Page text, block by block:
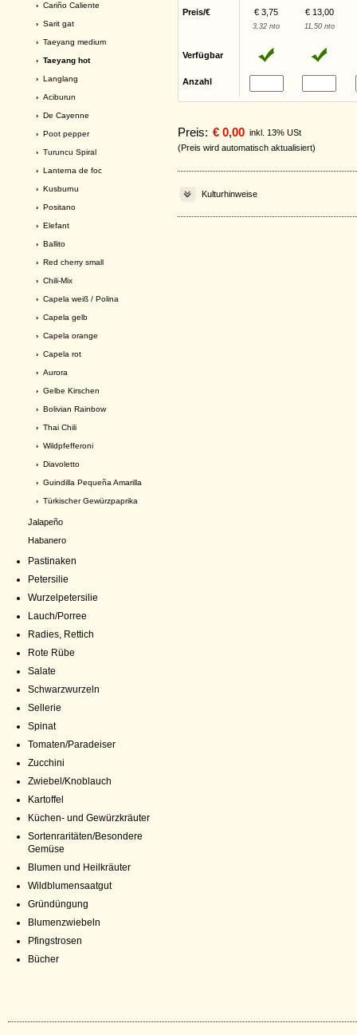
› Cariño Caliente
› Sarit gat
› Taeyang medium
› Taeyang hot
› Langlang
› Aciburun
› De Cayenne
› Poot pepper
› Turuncu Spiral
› Lanterna de foc
› Kusburnu
› Positano
› Elefant
› Ballito
› Red cherry small
› Chili-Mix
› Capela weiß / Polina
› Capela gelb
› Capela orange
› Capela rot
› Aurora
› Gelbe Kirschen
› Bolivian Rainbow
› Thai Chili
› Wildpfefferoni
› Diavoletto
› Guindilla Pequeña Amarilla
› Türkischer Gewürzpaprika
Jalapeño
Habanero
Pastinaken
Petersilie
Wurzelpetersilie
Lauch/Porree
Radies, Rettich
Rote Rübe
Salate
Schwarzwurzeln
Sellerie
Spinat
Tomaten/Paradeiser
Zucchini
Zwiebel/Knoblauch
Kartoffel
Küchen- und Gewürzkräuter
Sortenraritäten/Besondere
Gemüse
Blumen und Heilkräuter
Wildblumensaatgut
Gründüngung
Blumenzwiebeln
Pfingstrosen
Bücher
Preis/€ € 3,75 € 13,00
3,32 nto 11,50 nto
Verfügbar
Anzahl
Preis: € 0,00 inkl. 13% USt
(Preis wird automatisch aktualisiert)
Kulturhinweise